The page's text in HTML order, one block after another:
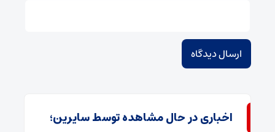
اخباری در حال مشاهده توسط سایرین؛